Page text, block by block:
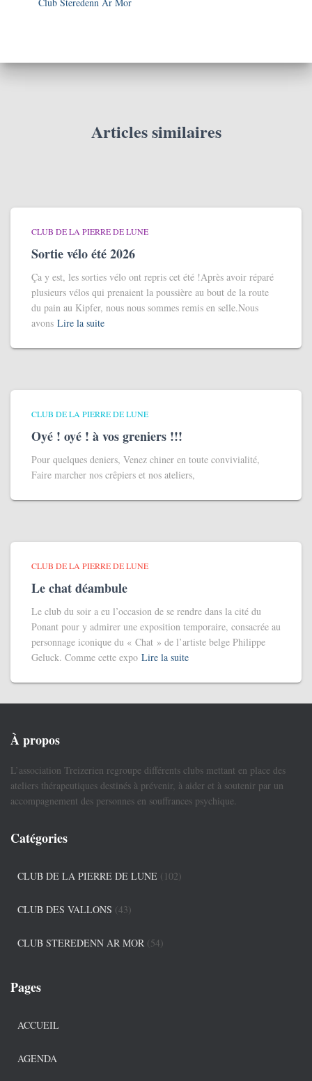
Articles similaires
CLUB DE LA PIERRE DE LUNE
Sortie vélo été 2026
Ça y est, les sorties vélo ont repris cet été !Après avoir réparé
plusieurs vélos qui prenaient la poussière au bout de la route
du pain au Kipfer, nous nous sommes remis en selle.Nous
avons Lire la suite
CLUB DE LA PIERRE DE LUNE
Oyé ! oyé ! à vos greniers !!!
Pour quelques deniers, Venez chiner en toute convivialité,
Faire marcher nos crêpiers et nos ateliers,
CLUB DE LA PIERRE DE LUNE
Le chat déambule
Le club du soir a eu l’occasion de se rendre dans la cité du
Ponant pour y admirer une exposition temporaire, consacrée au
personnage iconique du « Chat » de l’artiste belge Philippe
Geluck. Comme cette expo Lire la suite
À propos
L’association Treizerien regroupe différents clubs mettant en place des
ateliers thérapeutiques destinés à prévenir, à aider et à soutenir par un
accompagnement des personnes en souffrances psychique.
Catégories
CLUB DE LA PIERRE DE LUNE (102)
CLUB DES VALLONS (43)
CLUB STEREDENN AR MOR (54)
Pages
ACCUEIL
AGENDA